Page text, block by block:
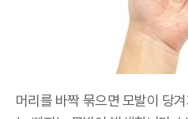
머리를 바짝 묶으면 모발이 당